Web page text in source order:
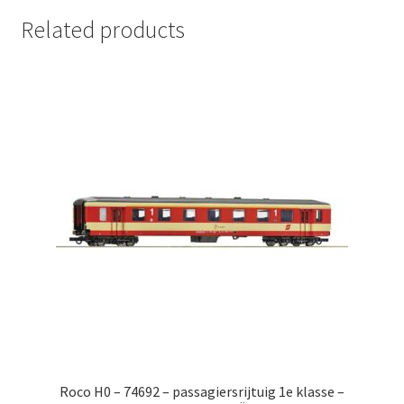
Related products
Roco H0 – 74692 – passagiersrijtuig 1e klasse –